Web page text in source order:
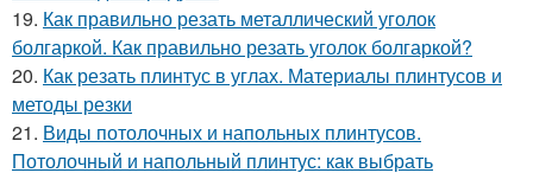
19. Как правильно резать металлический уголок
болгаркой. Как правильно резать уголок болгаркой?
20. Как резать плинтус в углах. Материалы плинтусов и
методы резки
21. Виды потолочных и напольных плинтусов.
Потолочный и напольный плинтус: как выбрать